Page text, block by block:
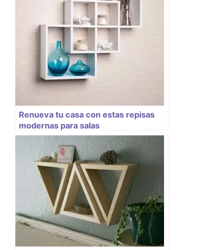
Renueva tu casa con estas repisas
modernas para salas